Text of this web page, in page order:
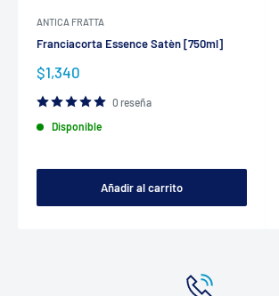
ANTICA FRATTA
Franciacorta Essence Satèn [750ml]
Precio
venta
$1,340
0 reseña
Disponible
Añadir al carrito